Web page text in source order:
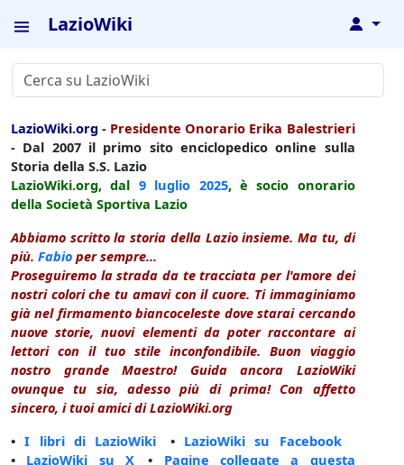
LazioWiki ↓
LazioWiki.org - Presidente Onorario Erika Balestrieri
- Dal 2007 il primo sito enciclopedico online sulla
Storia della S.S. Lazio
LazioWiki.org, dal 9 luglio 2025, è socio onorario
della Società Sportiva Lazio
Abbiamo scritto la storia della Lazio insieme. Ma tu, di
più. Fabio per sempre...
Proseguiremo la strada da te tracciata per l'amore dei
nostri colori che tu amavi con il cuore. Ti immaginiamo
già nel firmamento biancoceleste dove starai cercando
nuove storie, nuovi elementi da poter raccontare ai
lettori con il tuo stile inconfondibile. Buon viaggio
nostro grande Maestro! Guida ancora LazioWiki
ovunque tu sia, adesso più di prima! Con affetto
sincero, i tuoi amici di LazioWiki.org
•I libri di LazioWiki • LazioWiki su Facebook
• LazioWiki su X • Pagine collegate a questa